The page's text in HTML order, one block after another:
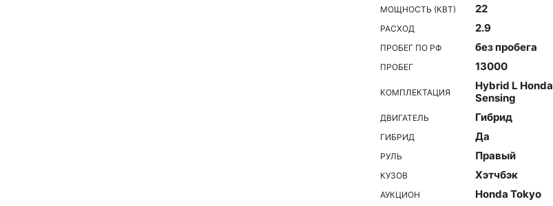
МОЩНОСТЬ (КВТ) 22
РАСХОД 2.9
ПРОБЕГ ПО РФ без пробега
ПРОБЕГ 13000
КОМПЛЕКТАЦИЯ
Hybrid L Honda
Sensing
ДВИГАТЕЛЬ Гибрид
ГИБРИД Да
РУЛЬ Правый
КУЗОВ Хэтчбэк
АУКЦИОН Honda Tokyo